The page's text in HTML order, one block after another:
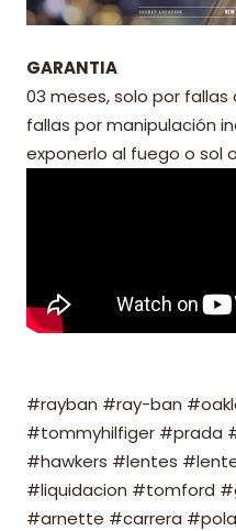
GARANTIA
03 meses, solo por fallas
fallas por manipulación
exponerlo al fuego o sol
#rayban #ray-ban
#tommyhilfiger #prada
#hawkers #lentes
#liquidacion #tomford
#arnette #carrera